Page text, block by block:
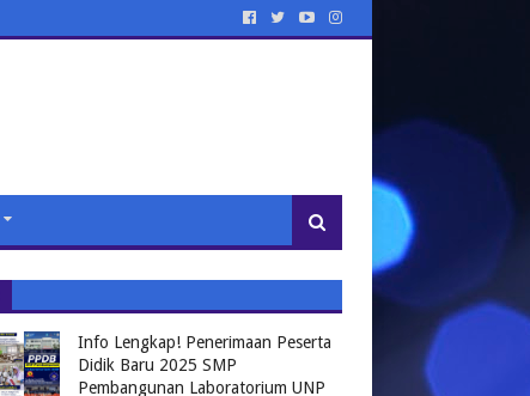
Info Lengkap! Penerimaan Peserta
Didik Baru 2025 SMP
Pembangunan Laboratorium UNP